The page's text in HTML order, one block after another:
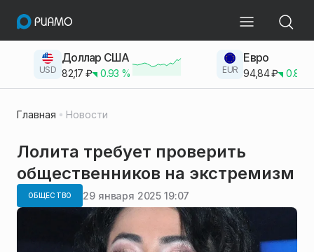
USD
Доллар США
82,17 ₽ 0.93 % EUR
Евро
94,84₽ 0.83
Главная Новости
Лолита требует проверить
общественников на экстремизм
ОБЩЕСТВО 29 января 2025 19:07